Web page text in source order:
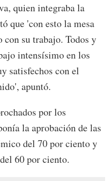
quien integraba la
que 'con esto la mesa
su trabajo. Todos y
intensísimo en los
satisfechos con el
apuntó.
por los
la aprobación de las
del 70 por ciento y
60 por ciento.